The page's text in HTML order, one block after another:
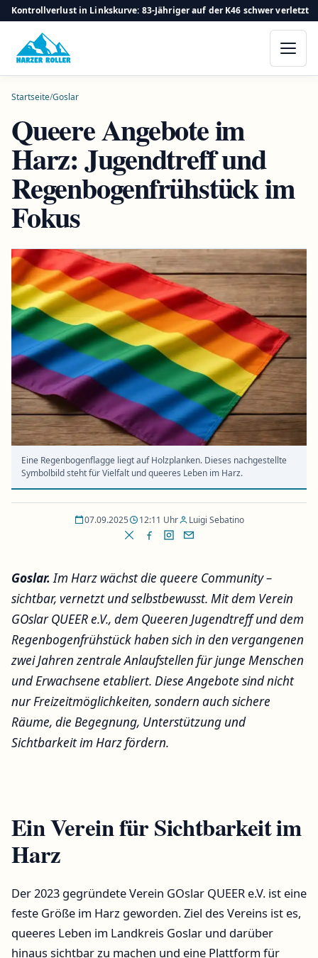
Kontrollverlust in Linkskurve: 83-Jähriger auf der K46 schwer verletzt
Startseite/Goslar
Queere Angebote im
Harz: Jugendtreff und
Regenbogenfrühstück im
Fokus
Eine Regenbogenflagge liegt auf Holzplanken. Dieses nachgestellte
Symbolbild steht für Vielfalt und queeres Leben im Harz.
07.09.2025 12:11 Uhr Luigi Sebatino
Goslar.Im Harz wächst die queere Community –
sichtbar, vernetzt und selbstbewusst. Mit dem Verein
GOslar QUEER e.V., dem Queeren Jugendtreff und dem
Regenbogenfrühstück haben sich in den vergangenen
zwei Jahren zentrale Anlaufstellen für junge Menschen
und Erwachsene etabliert. Diese Angebote sind nicht
nur Freizeitmöglichkeiten, sondern auch sichere
Räume, die Begegnung, Unterstützung und
Sichtbarkeit im Harz fördern.
Ein Verein für Sichtbarkeit im
Harz
Der 2023 gegründete Verein GOslar QUEER e.V. ist eine
feste Größe im Harz geworden. Ziel des Vereins ist es,
queeres Leben im Landkreis Goslar und darüber
hinaus sichtbar zu machen und eine Plattform für